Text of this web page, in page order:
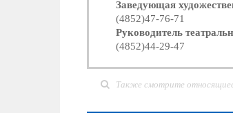
Заведующая
(4852)47-76-71
Руководитель
(4852)44-29-47
Также смотрите